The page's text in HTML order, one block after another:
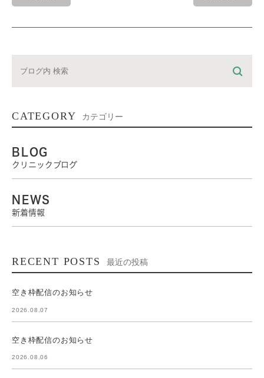
CATEGORY カテゴリー
BLOG
クリニックブログ
NEWS
新着情報
RECENT POSTS 最近の投稿
空き枠配信のお知らせ
2026.08.07
空き枠配信のお知らせ
2026.08.06